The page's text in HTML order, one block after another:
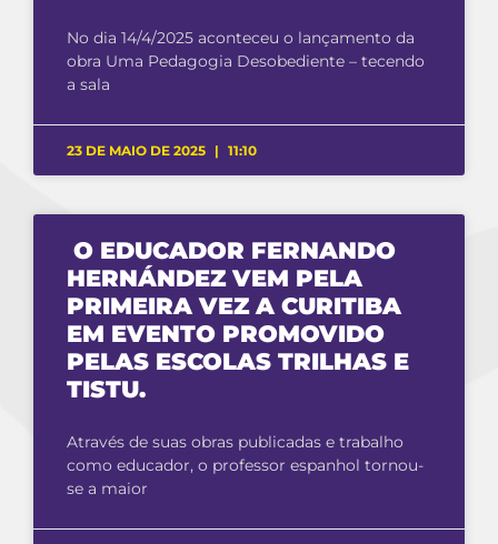
No dia 14/4/2025 aconteceu o lançamento da
obra Uma Pedagogia Desobediente – tecendo
a sala
23 DE MAIO DE 2025 11:10
O EDUCADOR FERNANDO
HERNÁNDEZ VEM PELA
PRIMEIRA VEZ A CURITIBA
EM EVENTO PROMOVIDO
PELAS ESCOLAS TRILHAS E
TISTU.
Através de suas obras publicadas e trabalho
como educador, o professor espanhol tornou-
se a maior